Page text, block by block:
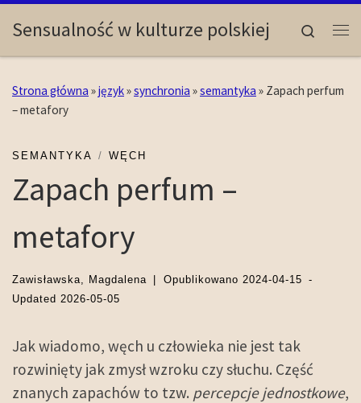
Skip to content
Sensualność w kulturze polskiej
Search
Strona główna »język»synchronia »semantyka » Zapach perfum
– metafory
SEMANTYKA WĘCH
Zapach perfum –
metafory
Zawisławska, Magdalena Opublikowano 2024-04-15 -
Updated 2026-05-05
Jak wiadomo, węch u człowieka nie jest tak
rozwinięty jak zmysł wzroku czy słuchu. Część
znanych zapachów to tzw. percepcje jednostkowe,